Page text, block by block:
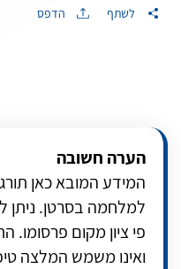
הערה חשובה
המידע המובא כאן
למלחמה בסרטן.
פי ציון מקום
ואינו משמש המלצה